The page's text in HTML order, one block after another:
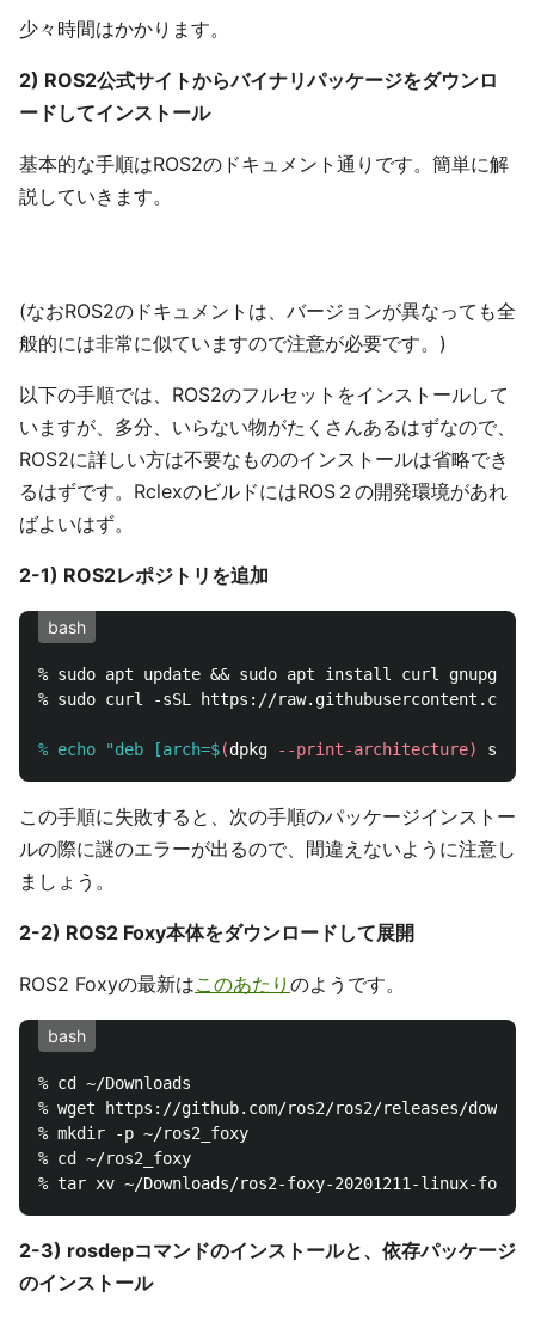
少々時間はかかります。
2) ROS2公式サイトからバイナリパッケージをダウンロ
ードしてインストール
基本的な手順はROS2のドキュメント通りです。簡単に解
説していきます。
(なおROS2のドキュメントは、バージョンが異なっても全
般的には非常に似ていますので注意が必要です。)
以下の手順では、ROS2のフルセットをインストールして
いますが、多分、いらない物がたくさんあるはずなので、
ROS2に詳しい方は不要なもののインストールは省略でき
るはずです。RclexのビルドにはROS２の開発環境があれ
ばよいはず。
2-1) ROS2レポジトリを追加
bash
% sudo apt update && sudo apt install curl gnupg2
% sudo curl -sSL https://
% echo "deb [arch=$(dpkg --print-architecture)
この手順に失敗すると、次の手順のパッケージインストー
ルの際に謎のエラーが出るので、間違えないように注意し
ましょう。
2-2) ROS2 Foxy本体をダウンロードして展開
ROS2 Foxyの最新はこのあたり のようです。
bash
% cd ~/Downloads
% wget https://github.com/ros2/ros2/releases/
% mkdir -p ~/ros2_foxy
% cd ~/ros2_foxy
2-3) rosdepコマンドのインストールと、依存パッケージ
のインストール